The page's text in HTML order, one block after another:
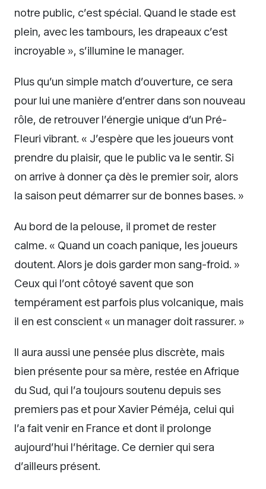
notre public, c’est spécial. Quand le stade est
plein, avec les tambours, les drapeaux c’est
incroyable », s’illumine le manager.
Plus qu’un simple match d’ouverture, ce sera
pour lui une manière d’entrer dans son nouveau
rôle, de retrouver l’énergie unique d’un Pré-
Fleuri vibrant. « J’espère que les joueurs vont
prendre du plaisir, que le public va le sentir. Si
on arrive à donner ça dès le premier soir, alors
la saison peut démarrer sur de bonnes bases. »
Au bord de la pelouse, il promet de rester
calme. « Quand un coach panique, les joueurs
doutent. Alors je dois garder mon sang-froid. »
Ceux qui l’ont côtoyé savent que son
tempérament est parfois plus volcanique, mais
il en est conscient « un manager doit rassurer. »
Il aura aussi une pensée plus discrète, mais
bien présente pour sa mère, restée en Afrique
du Sud, qui l’a toujours soutenu depuis ses
premiers pas et pour Xavier Péméja, celui qui
l’a fait venir en France et dont il prolonge
aujourd’hui l’héritage. Ce dernier qui sera
d’ailleurs présent.